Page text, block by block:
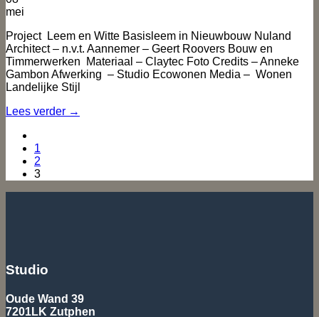
mei
Project Leem en Witte Basisleem in Nieuwbouw Nuland
Architect – n.v.t. Aannemer – Geert Roovers Bouw en
Timmerwerken Materiaal – Claytec Foto Credits – Anneke
Gambon Afwerking – Studio Ecowonen Media – Wonen
Landelijke Stijl
Lees verder →
1
2
3
Studio
Oude Wand 39
7201LK Zutphen